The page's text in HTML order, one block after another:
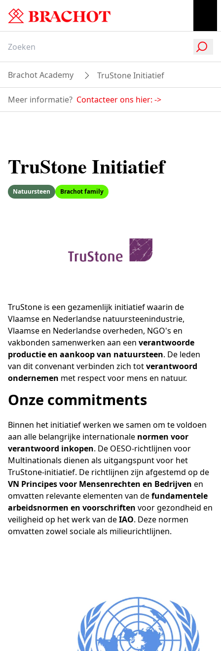
Brachot Academy TruStone Initiatief
Meer informatie? Contacteer ons hier: ->
TruStone Initiatief
Natuursteen Brachot family
TruStone is een gezamenlijk initiatief waarin de
Vlaamse en Nederlandse natuursteenindustrie,
Vlaamse en Nederlandse overheden, NGO's en
vakbonden samenwerken aan een verantwoorde
productie en aankoop van natuursteen. De leden
van dit convenant verbinden zich totverantwoord
ondernemen met respect voor mens en natuur.
Onze commitments
Binnen het initiatief werken we samen om te voldoen
aan alle belangrijke internationale normen voor
verantwoord inkopen. De OESO-richtlijnen voor
Multinationals dienen als uitgangspunt voor het
TruStone-initiatief. De richtlijnen zijn afgestemd op de
VN Principes voor Mensenrechten en Bedrijven en
omvatten relevante elementen van defundamentele
arbeidsnormen en voorschriften voor gezondheid en
veiligheid op het werk van deIAO. Deze normen
omvatten zowel sociale als milieurichtlijnen.